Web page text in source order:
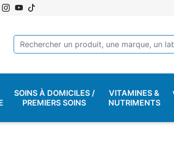
SOINS À DOMICILES /
PREMIERS SOINS
VITAMINES &
NUTRIMENTS